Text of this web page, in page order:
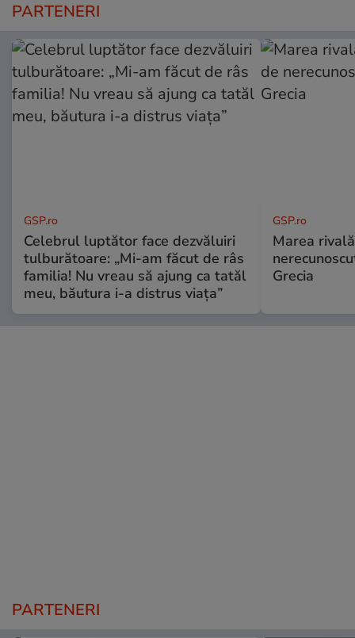
PARTENERI
GSP.ro
Celebrul luptător face dezvăluiri
tulburătoare: „Mi-am făcut de râs
familia! Nu vreau să ajung ca tatăl
meu, băutura i-a distrus viața”
GSP.ro
Marea
Grecia
PARTENERI